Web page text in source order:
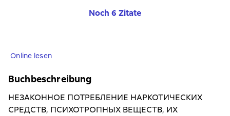
Noch 6 Zitate
Online lesen
Buchbeschreibung
НЕЗАКОННОЕ ПОТРЕБЛЕНИЕ НАРКОТИЧЕСКИХ
СРЕДСТВ, ПСИХОТРОПНЫХ ВЕЩЕСТВ, ИХ